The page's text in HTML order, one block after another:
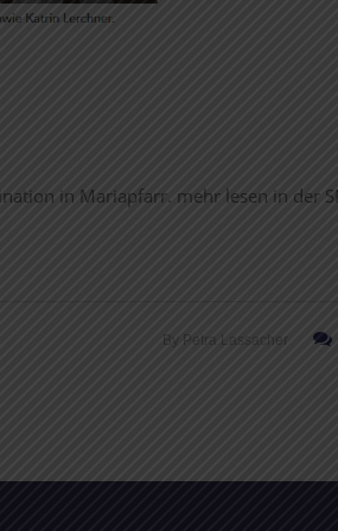
in Mariapfarr. mehr lesen in der
By Petra Lassacher